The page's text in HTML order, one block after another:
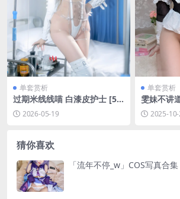
单套赏析
过期米线线喵 白漆皮护士 [50
P-122MB]
2026-05-19
单套赏析
雯妹不讲
21V-1.68G]
2025-
猜你喜欢
「流年不停_w」COS写真合